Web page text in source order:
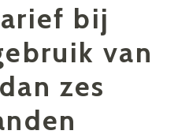
bij
van
zes